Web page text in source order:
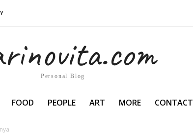
Personal Blog
FOOD PEOPLE ART MORE CONTACT